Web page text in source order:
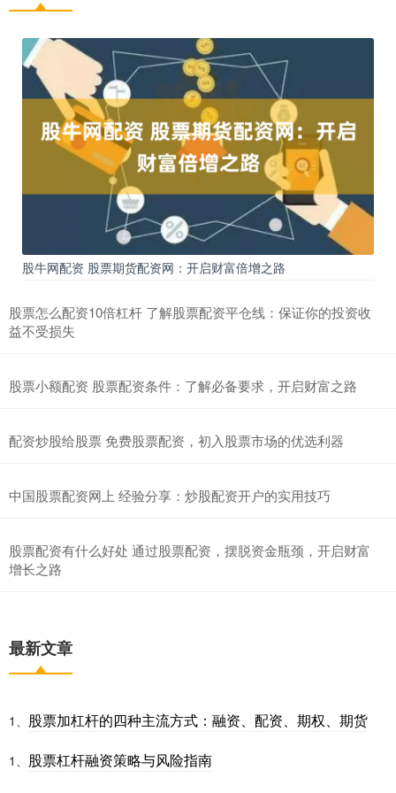
股牛网配资 股票期货配资网：开启财富倍增之路
股票怎么配资10倍杠杆 了解股票配资平仓线：保证你的投资收
益不受损失
股票小额配资 股票配资条件：了解必备要求，开启财富之路
配资炒股给股票 免费股票配资，初入股票市场的优选利器
中国股票配资网上 经验分享：炒股配资开户的实用技巧
股票配资有什么好处 通过股票配资，摆脱资金瓶颈，开启财富
增长之路
最新文章
1、 股票加杠杆的四种主流方式：融资、配资、期权、期货
1、 股票杠杆融资策略与风险指南